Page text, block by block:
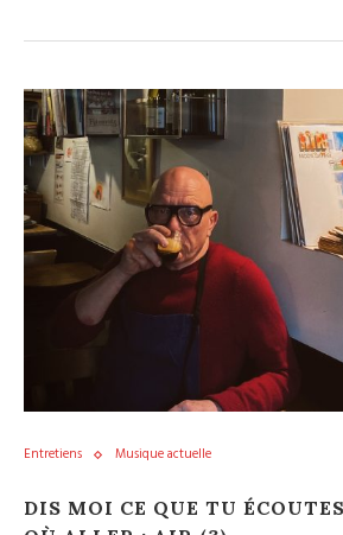
Entretiens Musique actuelle
DIS MOI CE QUE TU